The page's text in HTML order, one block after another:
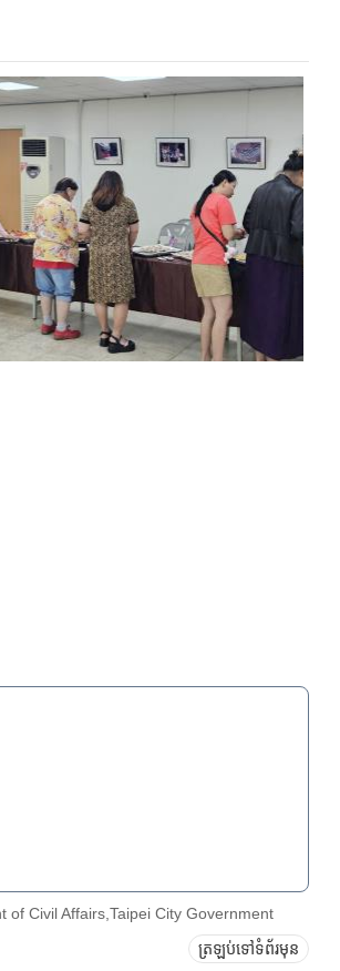
of Civil Affairs,Taipei City Government
ត្រឡប់ទៅទំព័រមុន